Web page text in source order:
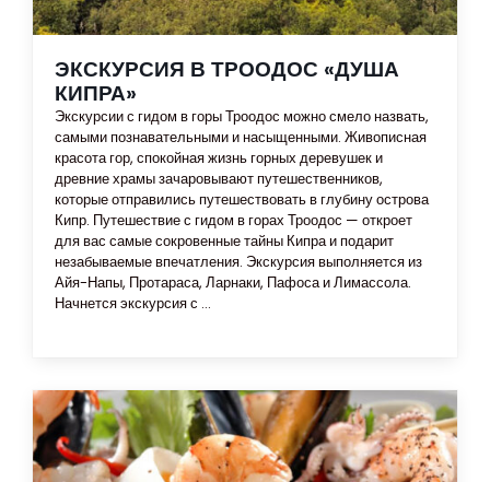
ЭКСКУРСИЯ В ТРООДОС «ДУША
КИПРА»
Экскурсии с гидом в горы Троодос можно смело назвать,
самыми познавательными и насыщенными. Живописная
красота гор, спокойная жизнь горных деревушек и
древние храмы зачаровывают путешественников,
которые отправились путешествовать в глубину острова
Кипр. Путешествие с гидом в горах Троодос — откроет
для вас самые сокровенные тайны Кипра и подарит
незабываемые впечатления. Экскурсия выполняется из
Айя-Напы, Протараса, Ларнаки, Пафоса и Лимассола.
Начнется экскурсия с ...